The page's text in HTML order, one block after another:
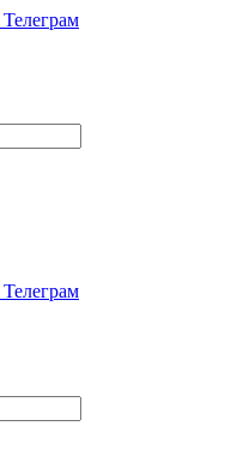
Телеграм
Телеграм